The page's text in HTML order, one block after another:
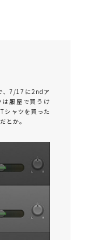
、7/17に2ndア
服屋で買うけ
シャツを買った
とか。